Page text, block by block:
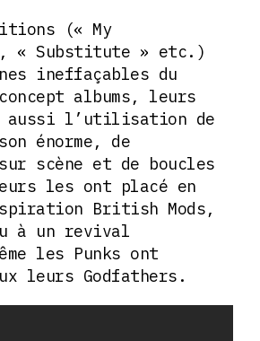
(« My
« Substitute » etc.)
ineffaçables du
albums, leurs
aussi l’utilisation de
énorme, de
scène et de boucles
les ont placé en
British Mods,
à un revival
les Punks ont
leurs Godfathers.